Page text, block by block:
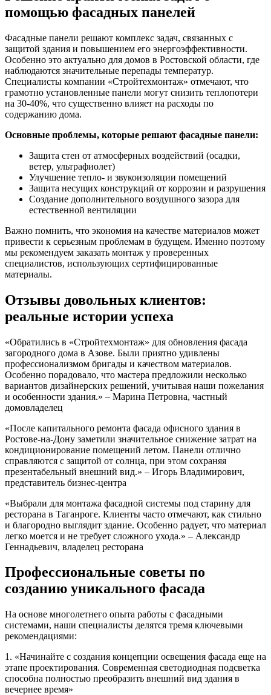
помощью фасадных панелей
Фасадные панели решают комплекс задач, связанных с
защитой здания и повышением его энергоэффективности.
Особенно это актуально для домов в Ростовской области, где
наблюдаются значительные перепады температур.
Специалисты компании «Стройтехмонтаж» отмечают, что
грамотно установленные панели могут снизить теплопотери
на 30-40%, что существенно влияет на расходы по
содержанию дома.
Основные проблемы, которые решают фасадные панели:
Защита стен от атмосферных воздействий (осадки,
ветер, ультрафиолет)
Улучшение тепло- и звукоизоляции помещений
Защита несущих конструкций от коррозии и разрушения
Создание дополнительного воздушного зазора для
естественной вентиляции
Важно помнить, что экономия на качестве материалов может
привести к серьезным проблемам в будущем. Именно поэтому
мы рекомендуем заказать монтаж у проверенных
специалистов, использующих сертифицированные
материалы.
Отзывы довольных клиентов:
реальные истории успеха
«Обратились в «Стройтехмонтаж» для обновления фасада
загородного дома в Азове. Были приятно удивлены
профессионализмом бригады и качеством материалов.
Особенно порадовало, что мастера предложили несколько
вариантов дизайнерских решений, учитывая наши пожелания
и особенности здания.» – Марина Петровна, частный
домовладелец
«После капитального ремонта фасада офисного здания в
Ростове-на-Дону заметили значительное снижение затрат на
кондиционирование помещений летом. Панели отлично
справляются с защитой от солнца, при этом сохраняя
презентабельный внешний вид.» – Игорь Владимирович,
представитель бизнес-центра
«Выбрали для монтажа фасадной системы под старину для
ресторана в Таганроге. Клиенты часто отмечают, как стильно
и благородно выглядит здание. Особенно радует, что материал
легко моется и не требует сложного ухода.» – Александр
Геннадьевич, владелец ресторана
Профессиональные советы по
созданию уникального фасада
На основе многолетнего опыта работы с фасадными
системами, наши специалисты делятся тремя ключевыми
рекомендациями:
1. «Начинайте с создания концепции освещения фасада еще на
этапе проектирования. Современная светодиодная подсветка
способна полностью преобразить внешний вид здания в
вечернее время»